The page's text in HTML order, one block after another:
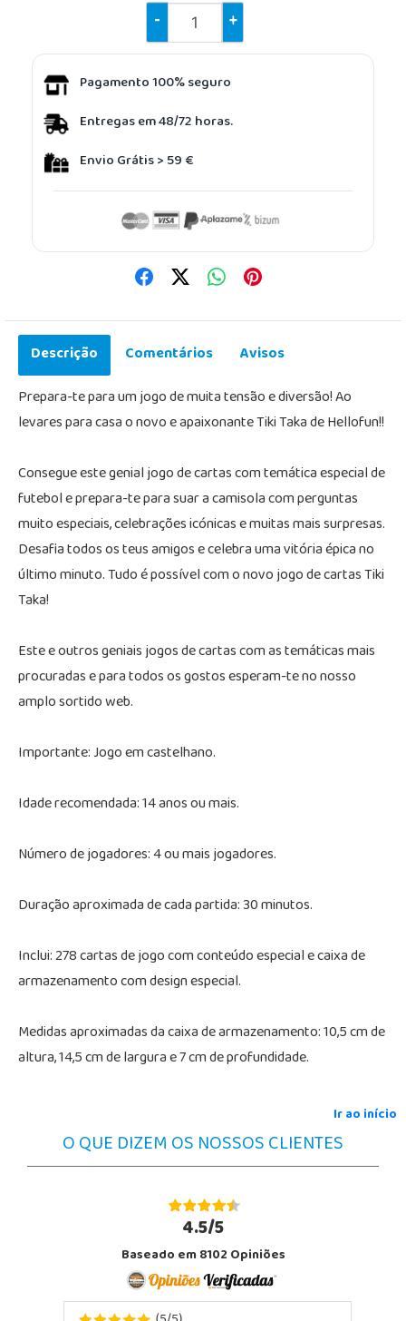
- +
Pagamento 100% seguro
Entregas em 48/72 horas.
Envio Grátis > 59 €
Descrição Comentários
Avisos
Prepara-te para um jogo de muita tensão e diversão! Ao
levares para casa o novo e apaixonante Tiki Taka de Hellofun!!
Consegue este genial jogo de cartas com temática especial de
futebol e prepara-te para suar a camisola com perguntas
muito especiais, celebrações icónicas e muitas mais surpresas.
Desafia todos os teus amigos e celebra uma vitória épica no
último minuto. Tudo é possível com o novo jogo de cartas Tiki
Taka!
Este e outros geniais jogos de cartas com as temáticas mais
procuradas e para todos os gostos esperam-te no nosso
amplo sortido web.
Importante: Jogo em castelhano.
Idade recomendada: 14 anos ou mais.
Número de jogadores: 4 ou mais jogadores.
Duração aproximada de cada partida: 30 minutos.
Inclui: 278 cartas de jogo com conteúdo especial e caixa de
armazenamento com design especial.
Medidas aproximadas da caixa de armazenamento: 10,5 cm de
altura, 14,5 cm de largura e 7 cm de profundidade.
Ir ao início
O QUE DIZEM OS NOSSOS CLIENTES
4.5/5
Baseado em 8102 Opiniões